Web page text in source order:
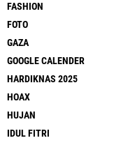
FASHION
FOTO
GAZA
GOOGLE CALENDER
HARDIKNAS 2025
HOAX
HUJAN
IDUL FITRI